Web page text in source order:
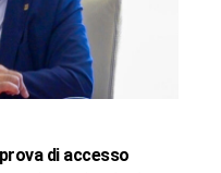
di accesso